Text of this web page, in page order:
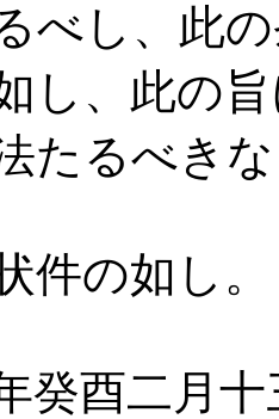
べし、此
し、此の
たるべき
の如し。
酉二月